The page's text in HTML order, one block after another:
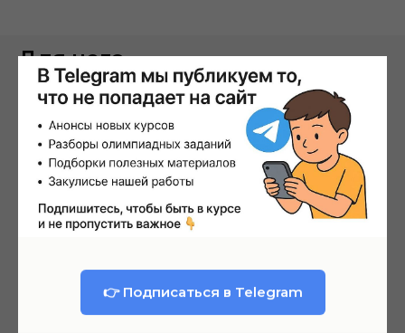
Для чего
Занятия готовят к муниципальному и
региональному этапу ВСОШ по математике
Первая часть занятия посвящена разбору
новой темы – необходимой теории и тому,
как её применять на практике.
После каждого занятия есть листок с
домашним заданием для отработки методов.
👉 Подписаться в Telegram